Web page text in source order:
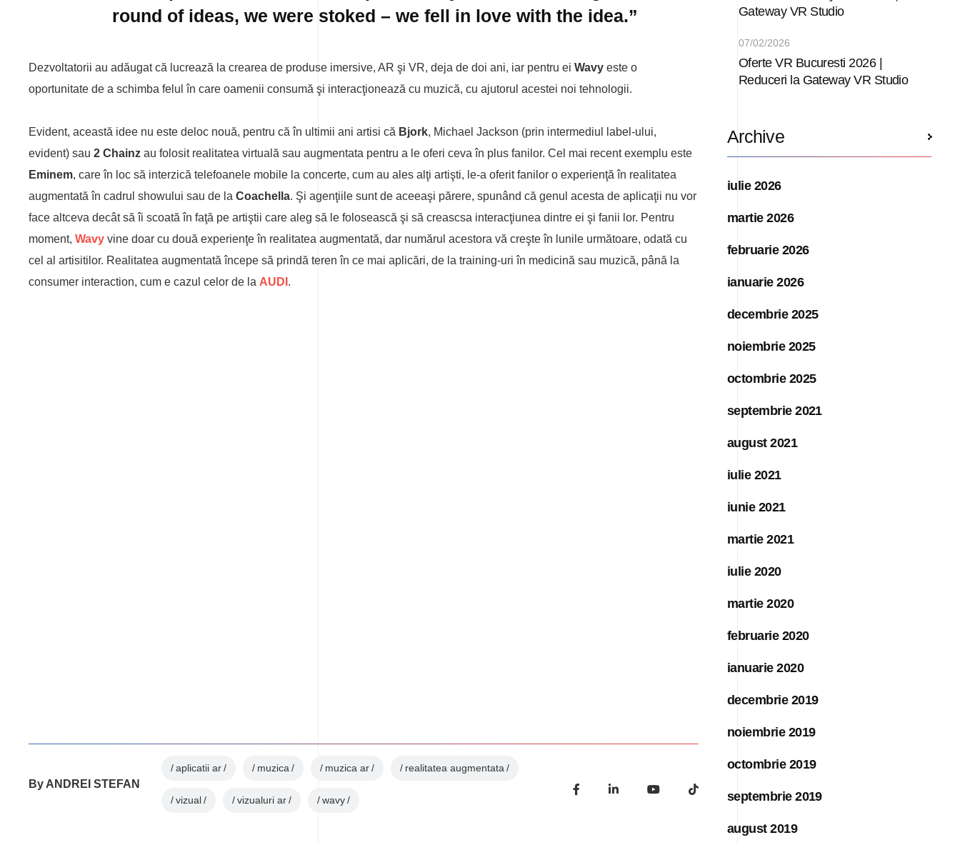
round of ideas, we were stoked – we fell in love with the idea.”
Dezvoltatorii au adăugat că lucrează la crearea de produse imersive, AR şi VR, deja de doi ani, iar pentru ei Wavy este o
oportunitate de a schimba felul în care oamenii consumă şi interacţionează cu muzică, cu ajutorul acestei noi tehnologii.
Evident, această idee nu este deloc nouă, pentru că în ultimii ani artisi că Bjork, Michael Jackson (prin intermediul label-ului,
evident) sau 2 Chainz au folosit realitatea virtuală sau augmentata pentru a le oferi ceva în plus fanilor. Cel mai recent exemplu este
Eminem, care în loc să interzică telefoanele mobile la concerte, cum au ales alţi artişti, le-a oferit fanilor o experienţă în realitatea
augmentată în cadrul showului sau de la Coachella. Şi agenţiile sunt de aceeaşi părere, spunând că genul acesta de aplicaţii nu vor
face altceva decât să îi scoată în faţă pe artiştii care aleg să le folosească şi să creascsa interacţiunea dintre ei şi fanii lor. Pentru
moment, Wavy vine doar cu două experienţe în realitatea augmentată, dar numărul acestora vă creşte în lunile următoare, odată cu
cel al artisitilor. Realitatea augmentată începe să prindă teren în ce mai aplicări, de la training-uri în medicină sau muzică, până la
consumer interaction, cum e cazul celor de la AUDI .
By ANDREI STEFAN
aplicatii ar muzica muzica ar realitatea augmentata
vizual vizualuri ar wavy
Gateway VR Studio
Oferte VR Bucuresti 2026 |
Reduceri la Gateway VR Studio
07/02/2026
Archive
iulie 2026
martie 2026
februarie 2026
ianuarie 2026
decembrie 2025
noiembrie 2025
octombrie 2025
septembrie 2021
august 2021
iulie 2021
iunie 2021
martie 2021
iulie 2020
martie 2020
februarie 2020
ianuarie 2020
decembrie 2019
noiembrie 2019
octombrie 2019
septembrie 2019
august 2019